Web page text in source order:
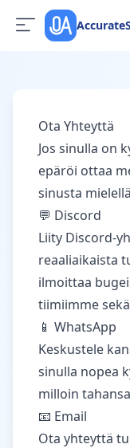
Ota Yhteyttä
Jos sinulla on
epäröi ottaa
sinusta
💬 Discord
Liity Discord-
reaaliaikaista
ilmoittaa
tiimiimme
📱 WhatsApp
Keskustele
sinulla nopea
milloin
📧 Email
Ota yhteyttä